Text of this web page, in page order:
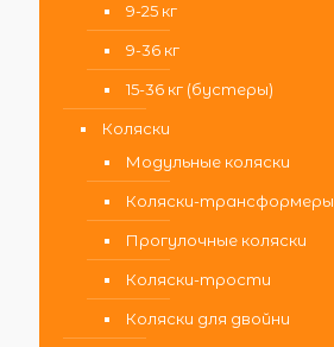
9-25 кг
9-36 кг
15-36 кг (бустеры)
Коляски
Модульные коляски
Коляски-трансформеры
Прогулочные коляски
Коляски-трости
Коляски для двойни